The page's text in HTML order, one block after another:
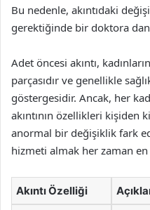
Bu nedenle, akıntıdaki
gerektiğinde bir doktora
Adet öncesi akıntı,
parçasıdır ve genellikle
göstergesidir. Ancak, her
akıntının özellikleri kişiden
anormal bir değişiklik fark
hizmeti almak her zaman
Akıntı Özelliği